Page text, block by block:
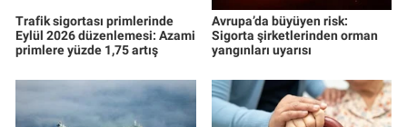
Trafik sigortası primlerinde
Eylül 2026 düzenlemesi: Azami
primlere yüzde 1,75 artış
Avrupa’da büyüyen risk:
Sigorta şirketlerinden orman
yangınları uyarısı